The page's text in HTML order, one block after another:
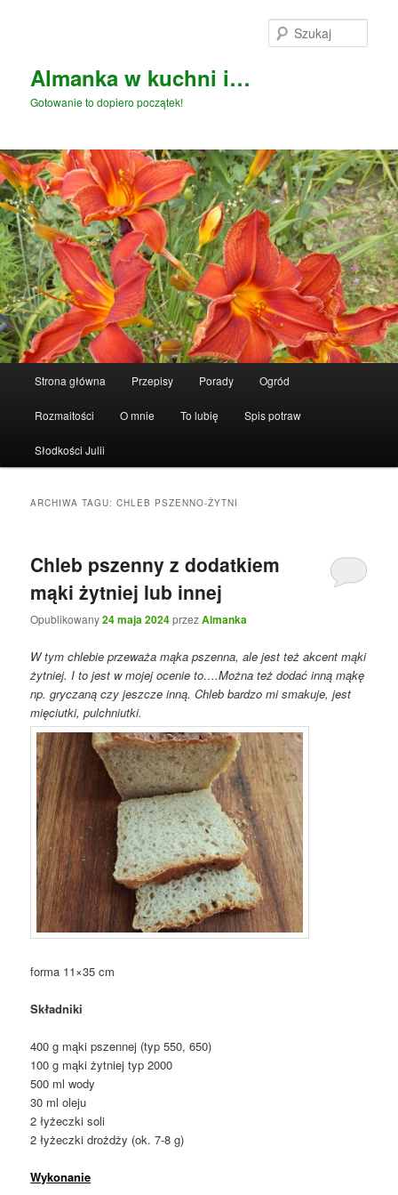
Almanka w kuchni i…
Gotowanie to dopiero początek!
Strona główna Przepisy Porady Ogród
Rozmaitości O mnie To lubię Spis potraw
Słodkości Julii
ARCHIWA TAGU:CHLEB PSZENNO-ŻYTNI
Chleb pszenny z dodatkiem
mąki żytniej lub innej
Opublikowany24 maja 2024przezAlmanka
W tym chlebie przeważa mąka pszenna, ale jest też akcent mąki
żytniej. I to jest w mojej ocenie to….Można też dodać inną mąkę
np. gryczaną czy jeszcze inną. Chleb bardzo mi smakuje, jest
mięciutki, pulchniutki.
forma 11×35 cm
Składniki
400 g mąki pszennej (typ 550, 650)
100 g mąki żytniej typ 2000
500 ml wody
30 ml oleju
2 łyżeczki soli
2 łyżeczki drożdży (ok. 7-8 g)
Wykonanie